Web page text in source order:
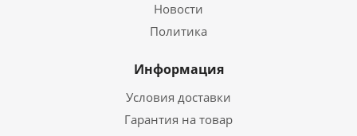
Новости
Политика
Информация
Условия доставки
Гарантия на товар